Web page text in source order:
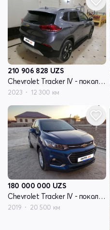
210 906 828 UZS
Chevrolet Tracker IV - поколение
2023 12 300 км
180 000 000 UZS
Chevrolet Tracker IV - поколение
2019 20 500 км